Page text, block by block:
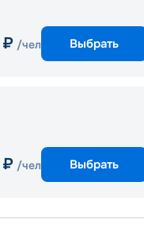
₽ /чел Выбрать
₽ /чел Выбрать